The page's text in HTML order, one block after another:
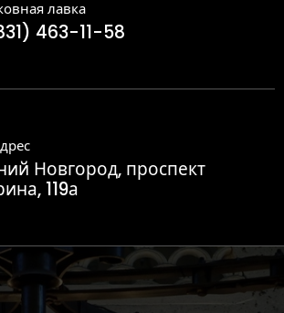
лавка
463-11-58
Новгород, проспект
119а